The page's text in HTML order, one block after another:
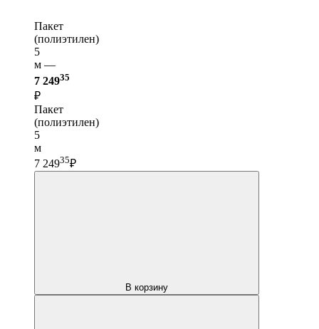
Пакет
(полиэтилен)
5
м —
7 24935
₽
Пакет
(полиэтилен)
5
м
7 24935₽
В корзину